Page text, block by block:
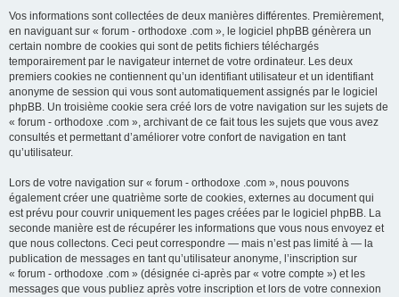
Vos informations sont collectées de deux manières différentes. Premièrement,
en naviguant sur « forum - orthodoxe .com », le logiciel phpBB génèrera un
certain nombre de cookies qui sont de petits fichiers téléchargés
temporairement par le navigateur internet de votre ordinateur. Les deux
premiers cookies ne contiennent qu’un identifiant utilisateur et un identifiant
anonyme de session qui vous sont automatiquement assignés par le logiciel
phpBB. Un troisième cookie sera créé lors de votre navigation sur les sujets de
« forum - orthodoxe .com », archivant de ce fait tous les sujets que vous avez
consultés et permettant d’améliorer votre confort de navigation en tant
qu’utilisateur.
Lors de votre navigation sur « forum - orthodoxe .com », nous pouvons
également créer une quatrième sorte de cookies, externes au document qui
est prévu pour couvrir uniquement les pages créées par le logiciel phpBB. La
seconde manière est de récupérer les informations que vous nous envoyez et
que nous collectons. Ceci peut correspondre — mais n’est pas limité à — la
publication de messages en tant qu’utilisateur anonyme, l’inscription sur
« forum - orthodoxe .com » (désignée ci-après par « votre compte ») et les
messages que vous publiez après votre inscription et lors de votre connexion